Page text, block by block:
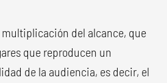
del alcance, que
que reproducen un
de la audiencia, es decir, el